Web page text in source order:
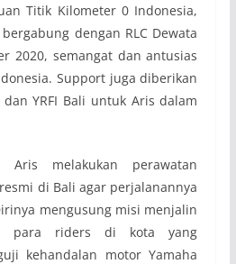
Titik Kilometer 0 Indonesia,
dengan RLC Dewata
2020, semangat dan antusias
Support juga diberikan
YRFI Bali untuk Aris dalam
Aris melakukan perawatan
di Bali agar perjalanannya
mengusung misi menjalin
para riders di kota yang
kehandalan motor Yamaha